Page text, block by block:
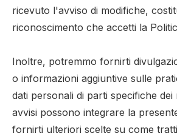
ricevuto l'avviso di modifiche,
riconoscimento che accetti la
Inoltre, potremmo fornirti
o informazioni aggiuntive sulle
dati personali di parti specifiche dei
avvisi possono integrare la
fornirti ulteriori scelte su come